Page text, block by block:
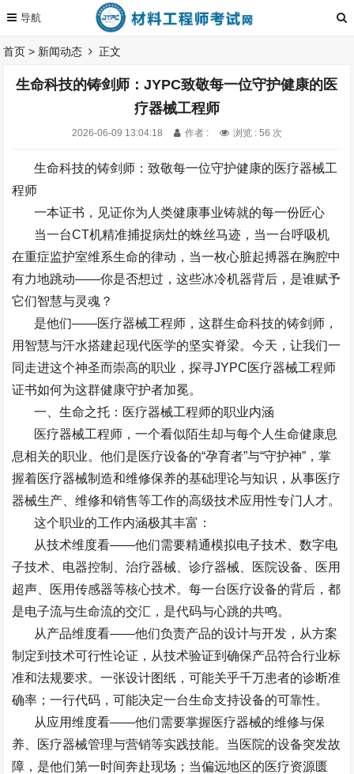
首页 > 新闻动态 正文
生命科技的铸剑师：JYPC致敬每一位守护健康的医
疗器械工程师
2026-06-09 13:04:18 作者 : 浏览 : 56 次
生命科技的铸剑师：致敬每一位守护健康的医疗器械工
程师
一本证书，见证你为人类健康事业铸就的每一份匠心
当一台CT机精准捕捉病灶的蛛丝马迹，当一台呼吸机
在重症监护室维系生命的律动，当一枚心脏起搏器在胸腔中
有力地跳动——你是否想过，这些冰冷机器背后，是谁赋予
它们智慧与灵魂？
是他们——医疗器械工程师，这群生命科技的铸剑师，
用智慧与汗水搭建起现代医学的坚实脊梁。今天，让我们一
同走进这个神圣而崇高的职业，探寻JYPC医疗器械工程师
证书如何为这群健康守护者加冕。
一、生命之托：医疗器械工程师的职业内涵
医疗器械工程师，一个看似陌生却与每个人生命健康息
息相关的职业。他们是医疗设备的“孕育者”与“守护神” ，掌
握着医疗器械制造和维修保养的基础理论与知识，从事医疗
器械生产、维修和销售等工作的高级技术应用性专门人才。
这个职业的工作内涵极其丰富：
从技术维度看——他们需要精通模拟电子技术、数字电
子技术、电器控制、治疗器械、诊疗器械、医院设备、医用
超声、医用传感器等核心技术。每一台医疗设备的背后，都
是电子流与生命流的交汇，是代码与心跳的共鸣。
从产品维度看——他们负责产品的设计与开发，从方案
制定到技术可行性论证，从技术验证到确保产品符合行业标
准和法规要求。一张设计图纸，可能关乎千万患者的诊断准
确率；一行代码，可能决定一台生命支持设备的可靠性。
从应用维度看——他们需要掌握医疗器械的维修与保
养、医疗器械管理与营销等实践技能。当医院的设备突发故
障，是他们第一时间奔赴现场；当偏远地区的医疗资源匮